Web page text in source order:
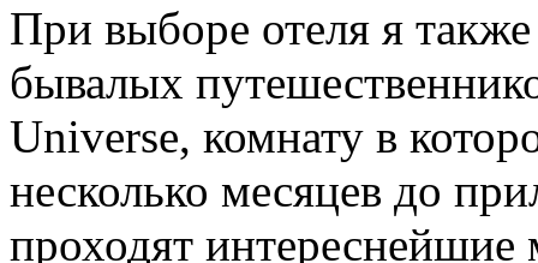
При выборе отеля я также
бывалых
Universe, комнату в
несколько месяцев до
проходят